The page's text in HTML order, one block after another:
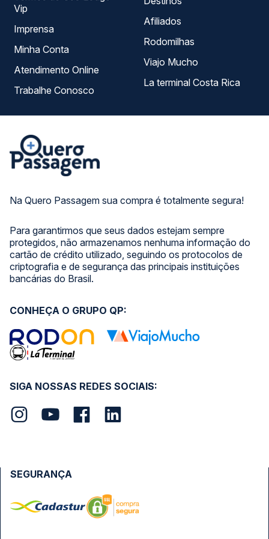
Na Quero Passagem sua compra é totalmente segura!
Para garantirmos que seus dados estejam sempre
protegidos, não armazenamos nenhuma informação do
cartão de crédito utilizado, seguindo os protocolos de
criptografia e de segurança das principais instituições
bancárias do Brasil.
Vip
Imprensa
Minha Conta
Atendimento Online
Trabalhe Conosco
Afiliados
Rodomilhas
Viajo Mucho
La terminal Costa Rica
SIGA NOSSAS REDES SOCIAIS:
CONHEÇA O GRUPO QP:
SEGURANÇA